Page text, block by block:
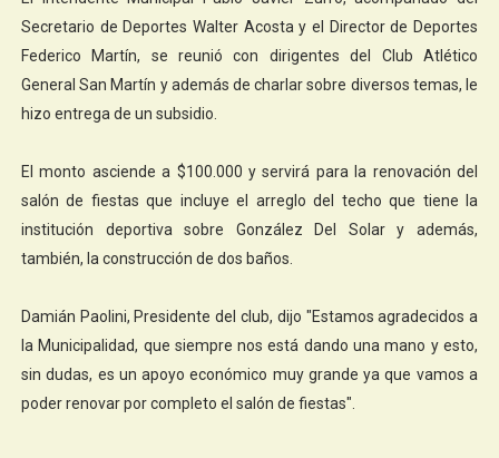
Secretario de Deportes Walter Acosta y el Director de Deportes
Federico Martín, se reunió con dirigentes del Club Atlético
General San Martín y además de charlar sobre diversos temas, le
hizo entrega de un subsidio.
El monto asciende a $100.000 y servirá para la renovación del
salón de fiestas que incluye el arreglo del techo que tiene la
institución deportiva sobre González Del Solar y además,
también, la construcción de dos baños.
Damián Paolini, Presidente del club, dijo "Estamos agradecidos a
la Municipalidad, que siempre nos está dando una mano y esto,
sin dudas, es un apoyo económico muy grande ya que vamos a
poder renovar por completo el salón de fiestas".